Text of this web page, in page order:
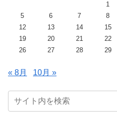
1
5
6 7 8
12
13 14 15
19
20 21 22
26
27 28 29
« 8月 10月 »